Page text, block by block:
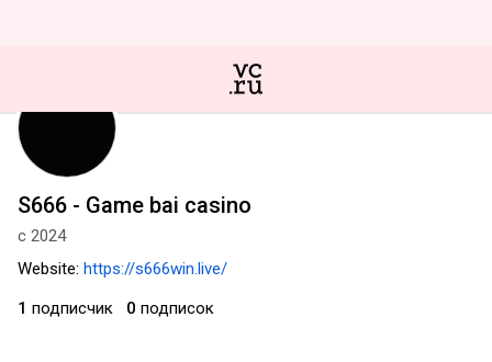
S666 - Game bai casino
с 2024
Website: https://s666win.live/
1 подписчик 0 подписок